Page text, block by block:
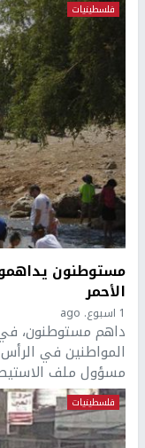
فلسطينيات
مستوطنون
الأحمر
1 اسبوع. ago
داهم مستوطنون، في
المواطنين في
مسؤول ملف
فلسطينيات